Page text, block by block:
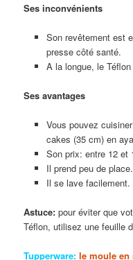
Ses inconvénients
Son revêtement est
presse côté santé.
A la longue, le
Ses avantages
Vous pouvez
cakes (35 cm) en
Son prix: entre 12 et
Il prend peu de place.
Il se lave facilement.
Astuce: pour éviter que
Téflon, utilisez une feuille
Tupperware:le moule